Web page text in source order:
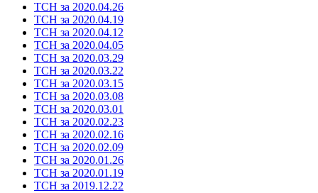
ТСН за 2020.04.26
ТСН за 2020.04.19
ТСН за 2020.04.12
ТСН за 2020.04.05
ТСН за 2020.03.29
ТСН за 2020.03.22
ТСН за 2020.03.15
ТСН за 2020.03.08
ТСН за 2020.03.01
ТСН за 2020.02.23
ТСН за 2020.02.16
ТСН за 2020.02.09
ТСН за 2020.01.26
ТСН за 2020.01.19
ТСН за 2019.12.22